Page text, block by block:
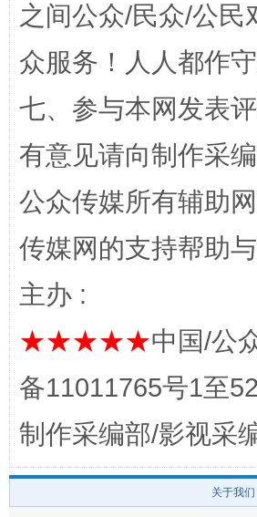
“蜀中异人”王建安的艺术幻境
完善运行机制助力责任有效落实
之间公众/民众/公
众服务！人人都作守
七、参与本网发表
有意见请向制作采
公众传媒所有辅助
传媒网的支持帮助
主办 :
★★★★★中国/公
备11011765号1至
制作采编部/影视采
关于我们